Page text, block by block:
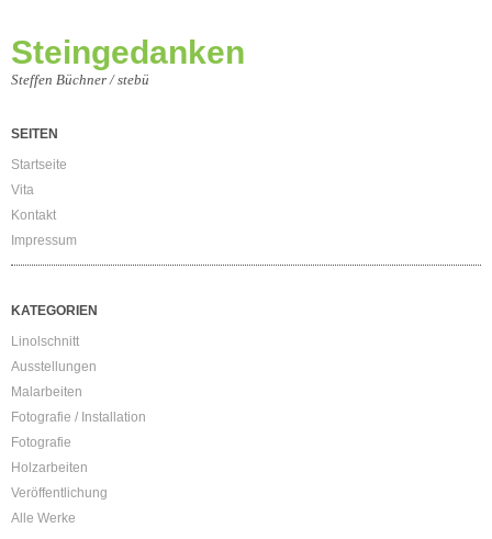
Steingedanken
Steffen Büchner / stebü
SEITEN
Startseite
Vita
Kontakt
Impressum
KATEGORIEN
Linolschnitt
Ausstellungen
Malarbeiten
Fotografie / Installation
Fotografie
Holzarbeiten
Veröffentlichung
Alle Werke